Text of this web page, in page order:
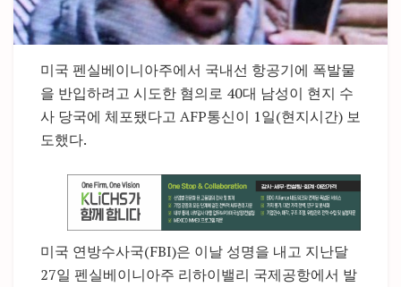
미국 펜실베이니아주에서 국내선 항공기에 폭발물
을 반입하려고 시도한 혐의로 40대 남성이 현지 수
사 당국에 체포됐다고 AFP통신이 1일(현지시간) 보
도했다.
미국 연방수사국(FBI)은 이날 성명을 내고 지난달
27일 펜실베이니아주 리하이밸리 국제공항에서 발